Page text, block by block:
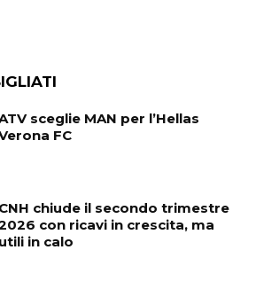
sceglie MAN per l’Hellas
FC
CNH chiude il secondo trimestre
con ricavi in crescita, ma
utili in calo